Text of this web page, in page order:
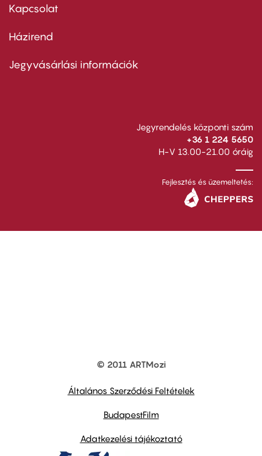
firstKapcsolat
Footer
second
Házirend
Jegyvásárlási információk
Jegyrendelés központi szám
+36 1 224 5650
H-V 13.00-21.00 óráig
Fejlesztés és üzemeltetés:
© 2011 ARTMozi
Általános Szerződési Feltételek
BudapestFilm
Adatkezelési tájékoztató